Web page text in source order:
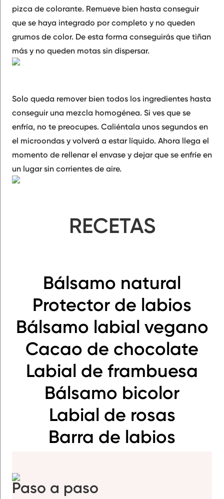
pizca de colorante. Remueve bien hasta conseguir
que se haya integrado por completo y no queden
grumos de color. De esta forma conseguirás que tiñan
más y no queden motas sin dispersar.
Solo queda remover bien todos los ingredientes hasta
conseguir una mezcla homogénea. Si ves que se
enfría, no te preocupes. Caliéntala unos segundos en
el microondas y volverá a estar líquido. Ahora llega el
momento de rellenar el envase y dejar que se enfríe en
un lugar sin corrientes de aire.
RECETAS
Bálsamo natural
Protector de labios
Bálsamo labial vegano
Cacao de chocolate
Labial de frambuesa
Bálsamo bicolor
Labial de rosas
Barra de labios
Paso a paso